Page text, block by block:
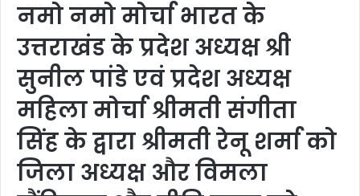
नमो नमो मोर्चा भारत के
उत्तराखंड के प्रदेश अध्यक्ष श्री
सुनील पांडे एवं प्रदेश अध्यक्ष
महिला मोर्चा श्रीमती संगीता
सिंह के द्वारा श्रीमती रेनू शर्मा को
जिला अध्यक्ष और विमला